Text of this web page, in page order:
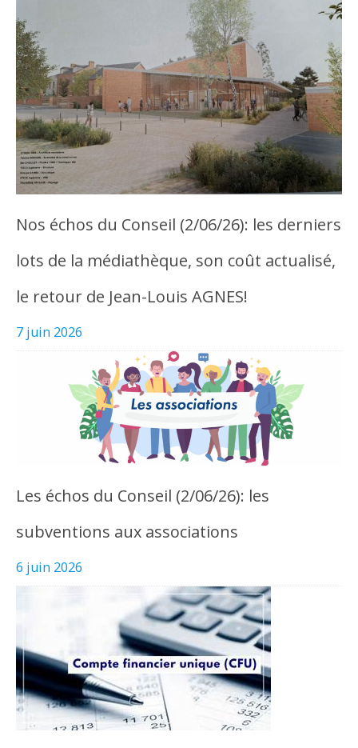
Nos échos du Conseil (2/06/26): les derniers
lots de la médiathèque, son coût actualisé,
le retour de Jean-Louis AGNES!
7 juin 2026
Les échos du Conseil (2/06/26): les
subventions aux associations
6 juin 2026